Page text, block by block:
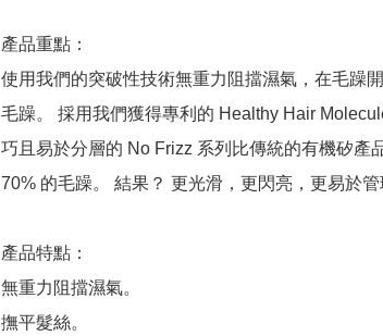
產品重點：
使用我們的突破性技術無重力阻擋濕氣，在毛躁
毛躁。 採用我們獲得專利的 Healthy Hair
巧且易於分層的 No Frizz 系列比傳統的有機矽產
70% 的毛躁。 結果？ 更光滑，更閃亮，更易於管
產品特點：
無重力阻擋濕氣。
撫平髮絲。